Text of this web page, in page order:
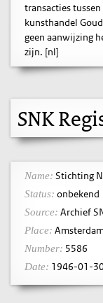
transacties
kunsthandel
geen aanwijzing
zijn. [nl]
SNK
Name: Stichting
Status: onbekend
Source: Archief
Place:
Number: 5586
Date: 1946-01-